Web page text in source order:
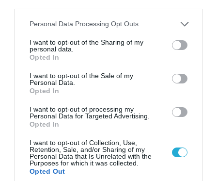
Please note that this website/app uses one or more Google
not limited to your visit or usage behaviour. You may click to
grant or deny consent to Google and its third-party tags to
use your data for below specified purposes in below Google
consent section.
Personal Data Processing Opt Outs
I want to opt-out of the Sharing of my
personal data.
Opted In
I want to opt-out of the Sale of my
Personal Data.
Opted In
I want to opt-out of processing my
Personal Data for Targeted Advertising.
Opted In
I want to opt-out of Collection, Use,
Retention, Sale, and/or Sharing of my
Personal Data that Is Unrelated with the
Purposes for which it was collected.
Opted Out
06.08.2026 | 09:03
«Οι εντελώς αθώοι»: Η ανάρτηση του Αρκά για
τα ζώα που χάθηκαν στις πυρκαγιές της
Αττικής (φωτο)